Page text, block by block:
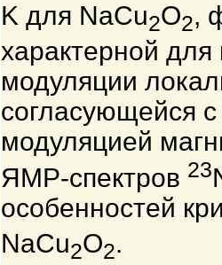
K для NaCu2O2,
характерной
модуляции
согласующейся
модуляцией
ЯМР-спектров 23
особенностей
NaCu2O2.